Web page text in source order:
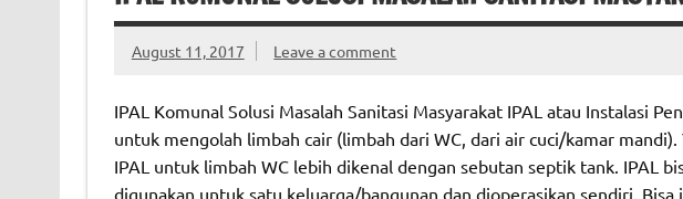
August 11, 2017 Leave a comment
IPAL Komunal Solusi Masalah Sanitasi Masyarakat IPAL atau Instalasi
untuk mengolah limbah cair (limbah dari WC, dari air cuci/kamar
IPAL untuk limbah WC lebih dikenal dengan sebutan septik tank. IPAL
digunakan untuk satu keluarga/bangunan dan dioperasikan sendiri. Bisa